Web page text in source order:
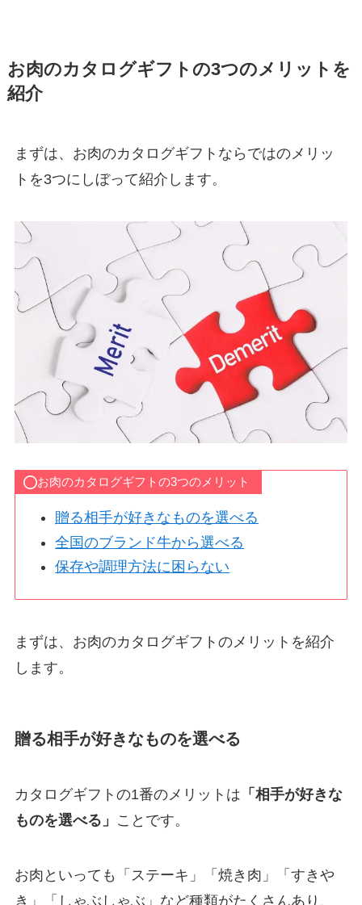
お肉のカタログギフトの3つのメリットを
紹介
まずは、お肉のカタログギフトならではのメリッ
トを3つにしぼって紹介します。
お肉のカタログギフトの3つのメリット
贈る相手が好きなものを選べる
全国のブランド牛から選べる
保存や調理方法に困らない
まずは、お肉のカタログギフトのメリットを紹介
します。
贈る相手が好きなものを選べる
カタログギフトの1番のメリットは 「相手が好きな
ものを選べる」 ことです。
お肉といっても「ステーキ」「焼き肉」「すきや
き」「しゃぶしゃぶ」など種類がたくさんあり、